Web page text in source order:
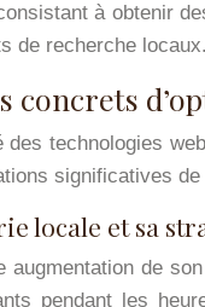
à obtenir
de recherche
concrets
des technologies
significatives
locale et sa
augmentation de
pendant les